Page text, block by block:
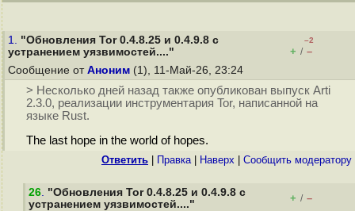
1. "Обновления Tor 0.4.8.25 и 0.4.9.8 с
устранением уязвимостей...."
–2
+ / –
Сообщение от Аноним (1), 11-Май-26, 23:24
> Несколько дней назад также опубликован выпуск Arti
2.3.0, реализации инструментария Tor, написанной на
языке Rust.
The last hope in the world of hopes.
Ответить Правка| Наверх Cообщить модератору
26. "Обновления Tor 0.4.8.25 и 0.4.9.8 с
устранением уязвимостей...."
+ / –